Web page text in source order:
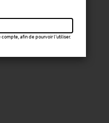
afin de pourvoir l’utiliser.